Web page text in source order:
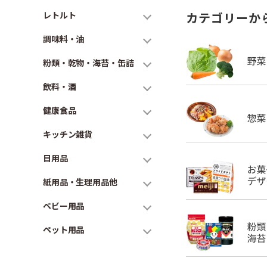
レトルト
調味料・油
粉類・乾物・海苔・缶詰
飲料・酒
健康食品
キッチン雑貨
日用品
紙用品・生理用品他
ベビー用品
ペット用品
カテゴリーか